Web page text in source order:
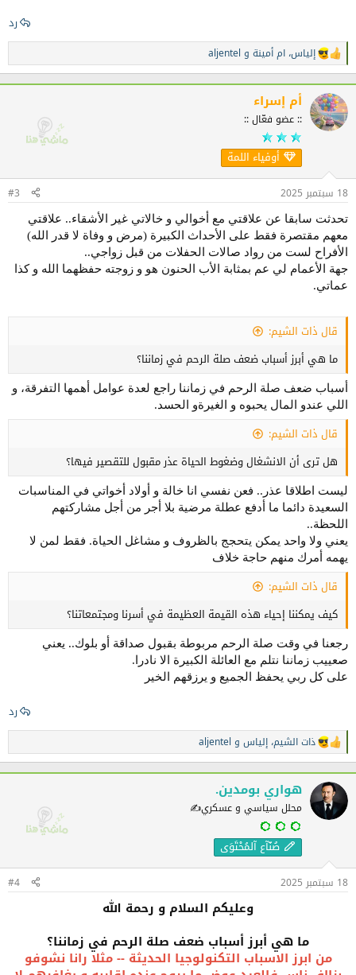
رد
ا
ل
ت
ف
ا
ع
إلياس، ام أمينة و aljentel
أم إسراء
:: عضو فعّال ::
أوفياء اللمة
18 سبتمبر 2025 #3
تحدثت سابقا عن علاقتي مع أخوالي و خالاتي غير الأشقاء.. علاقتي
معهم مقتصرة فقط على الأحداث الكبيرة (مرض و وفاة لا قدر الله)
الأفراح لست من رواد صالات الحفلات من قبل زواجي..
جهة الأعمام لي عم بمثابة الأب الحنون هو و زوجته حفظهما الله و كذا
عماتي.
قال ذات الشيم:
ما هي أبرز أسباب ضعف صلة الرحم في زماننا؟
أسباب ضعف صلة الرحم في زماننا راجع لعدة عوامل أهمها التفرقة، و
اللي عندو المال يحبوه و الغيرةو الحسد.
قال ذات الشيم:
هل ترى أن الانشغال وضغوط الحياة عذر مقبول للتقصير فيها؟
ليست اطلاقا عذر.. فعن نفسي انا خالة و أولاد أخواتي في المناسبات
السعيدة دائما ما أدفع عطلة مرضية بلا أجر من أجل مشاركتهم
اللحظة..
يعني ولا واحد يمكن يتحجج بالظروف و مشاغل الحياة. فقط لمن لا
يهمه أمرك منهم حاجة خلاف
قال ذات الشيم:
كيف يمكننا إحياء هذه القيمة العظيمة في أسرنا ومجتمعاتنا؟
رجعنا في وقت صلة الرحم مربوطة بقبول صداقة أو بلوك.. يعني
صعييب زماننا نتلم مع العائلة الكبيرة الا نادرا.
على كل ربي يحفظ الجميع و يرزقهم الخير
رد
ا
ل
ت
ف
ع
ذات الشيم، إلياس و aljentel
هواري بومدين.
محلل سياسي و عسكري✍️
صُنّآع آلمُحْتَوَى
18 سبتمبر 2025 #4
وعليكم السلام و رحمة الله
ما هي أبرز أسباب ضعف صلة الرحم في زماننا؟
من ابرز الاسباب التكنولوجيا الحديثة -- مثلا رانا نشوفو